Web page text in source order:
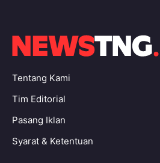
Tentang Kami
Tim Editorial
Pasang Iklan
Syarat & Ketentuan